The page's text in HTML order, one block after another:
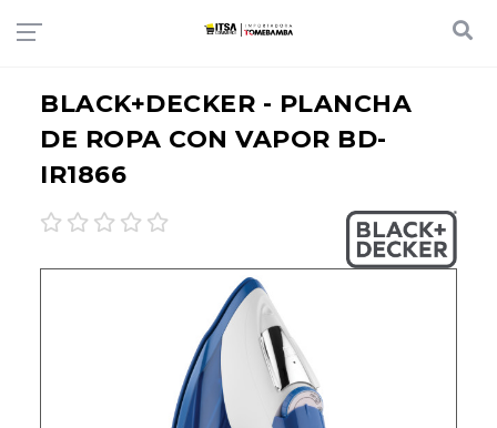
BLACK+DECKER - PLANCHA
DE ROPA CON VAPOR BD-
IR1866